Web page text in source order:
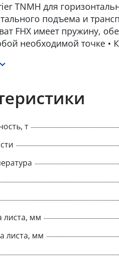
TNMH для
подъема и
FHX имеет пружину,
необходимой точке •
качественный
человек может
талью
т
мм
листа, мм